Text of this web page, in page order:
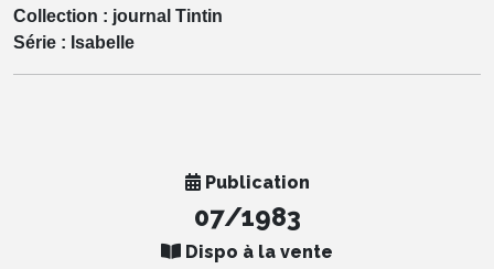
Collection : journal Tintin
Série : Isabelle
Publication
07/1983
Dispo à la vente